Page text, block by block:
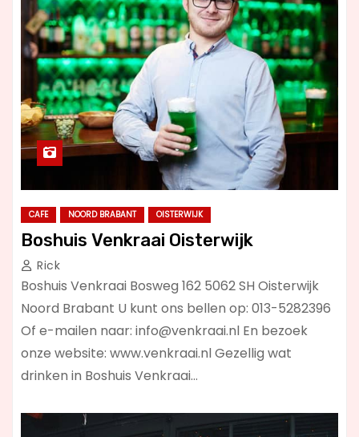
CAFE NOORD BRABANT OISTERWIJK
Boshuis Venkraai Oisterwijk
Rick
Boshuis Venkraai Bosweg 162 5062 SH Oisterwijk
Noord Brabant U kunt ons bellen op: 013-5282396
Of e-mailen naar: info@venkraai.nl En bezoek
onze website: www.venkraai.nl Gezellig wat
drinken in Boshuis Venkraai…